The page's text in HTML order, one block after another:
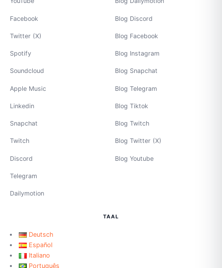
Facebook
Twitter (X)
Spotify
Soundcloud
Apple Music
Linkedin
Snapchat
Twitch
Discord
Telegram
Dailymotion
Blog Discord
Blog Facebook
Blog Instagram
Blog Snapchat
Blog Telegram
Blog Tiktok
Blog Twitch
Blog Twitter (X)
Blog Youtube
TAAL
Deutsch
Español
Italiano
Português